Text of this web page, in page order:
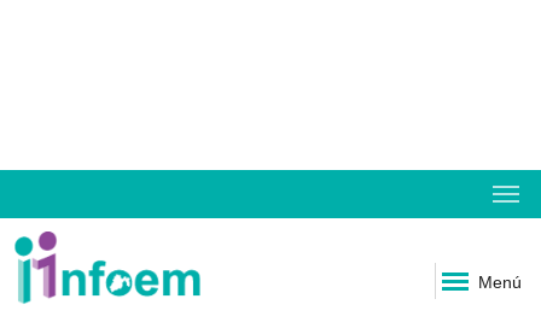
Menú